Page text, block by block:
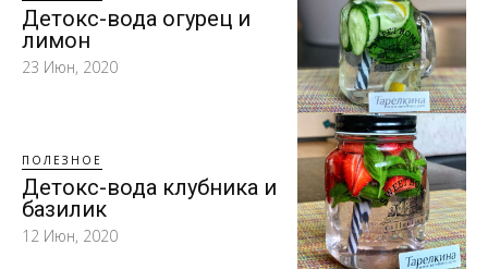
Детокс-вода огурец и
лимон
23 Июн, 2020
ПОЛЕЗНОЕ
Детокс-вода клубника и
базилик
12 Июн, 2020